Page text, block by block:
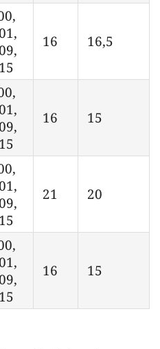
16 16,5
16 15
21 20
16 15